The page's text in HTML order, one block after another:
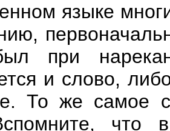
языке
при
и слово,
То же самое
что